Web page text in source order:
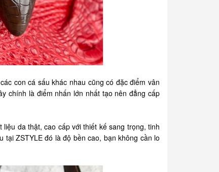
con cá sấu khác nhau cũng có đặc điểm vân
chính là điểm nhấn lớn nhất tạo nên đẳng cấp
da thật, cao cấp với thiết kế sang trọng, tinh
ZSTYLE đó là độ bền cao, bạn không cần lo